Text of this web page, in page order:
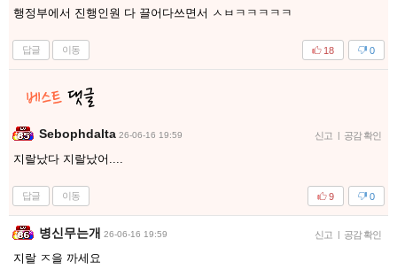
행정부에서 진행인원 다 끌어다쓰면서 ㅅㅂㅋㅋㅋㅋㅋ
답글 이동 0
18
Sebophdalta 26-06-16 19:59 신고 | 공감 확인
지랄났다 지랄났어....
답글 이동 0
9
병신무는개 26-06-16 19:59 신고 | 공감 확인
지랄 ㅈ을 까세요